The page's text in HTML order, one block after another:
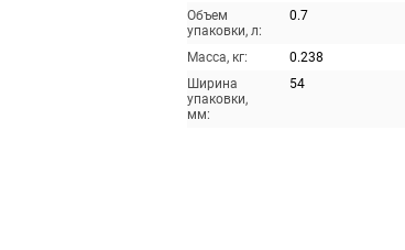
Объем
упаковки, л:
0.7
Масса, кг:
0.238
Ширина
упаковки,
мм:
54